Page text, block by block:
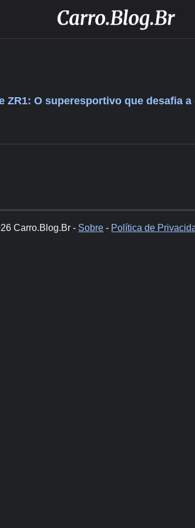
ZR1: O superesportivo que desafia
Carro.Blog.Br - Sobre - Política de